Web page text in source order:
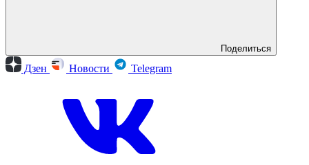
Поделиться
Дзен Новости Telegram